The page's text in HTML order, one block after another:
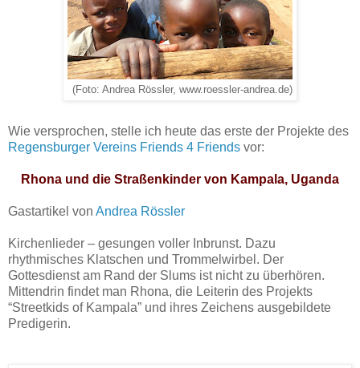
(Foto: Andrea Rössler, www.roessler-andrea.de)
Wie versprochen, stelle ich heute das erste der Projekte des
Regensburger Vereins Friends 4 Friends vor:
Rhona und die Straßenkinder von Kampala, Uganda
Gastartikel von Andrea Rössler
Kirchenlieder – gesungen voller Inbrunst. Dazu
rhythmisches Klatschen und Trommelwirbel. Der
Gottesdienst am Rand der Slums ist nicht zu überhören.
Mittendrin findet man Rhona, die Leiterin des Projekts
“Streetkids of Kampala” und ihres Zeichens ausgebildete
Predigerin.